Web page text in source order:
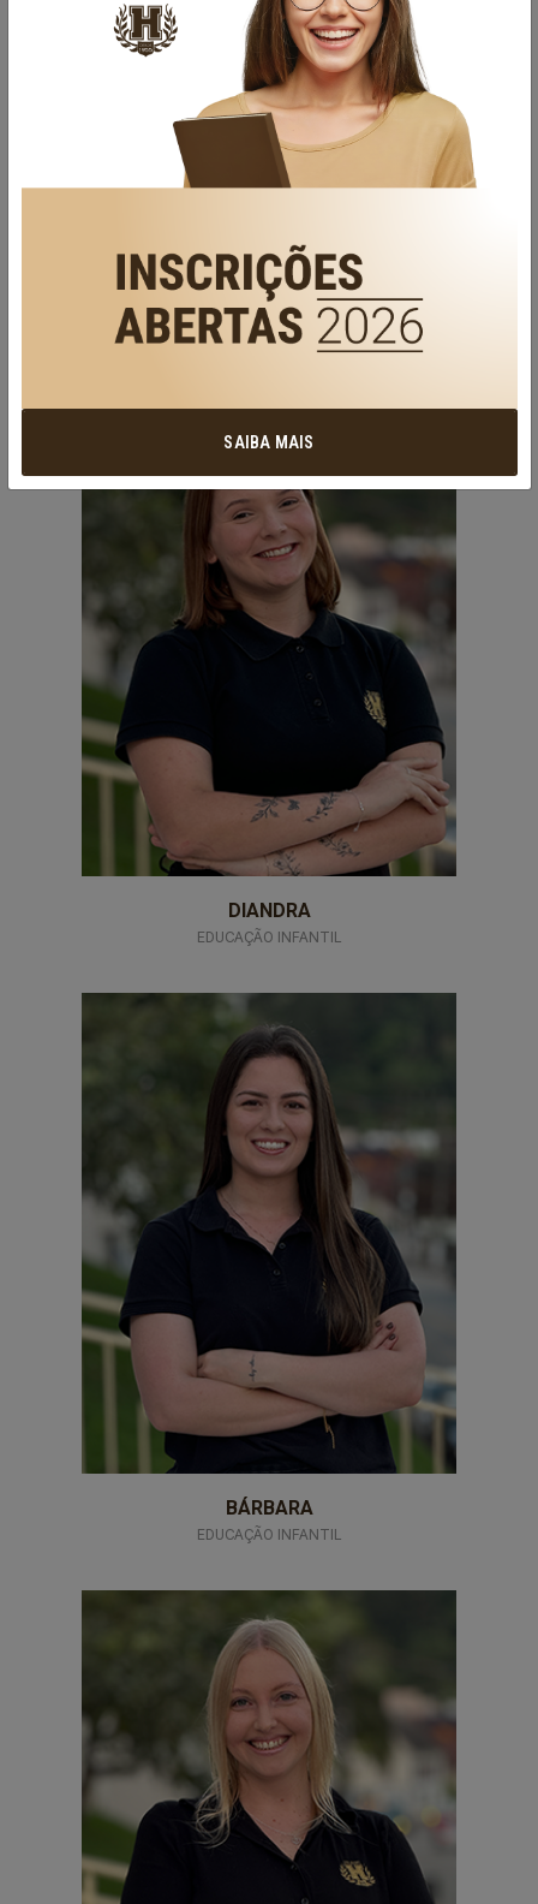
professores-9
ELAINE
EDUCAÇÃO INFANTIL
professores-10
DIANDRA
EDUCAÇÃO INFANTIL
professores-12
BÁRBARA
EDUCAÇÃO INFANTIL
SAIBA MAIS